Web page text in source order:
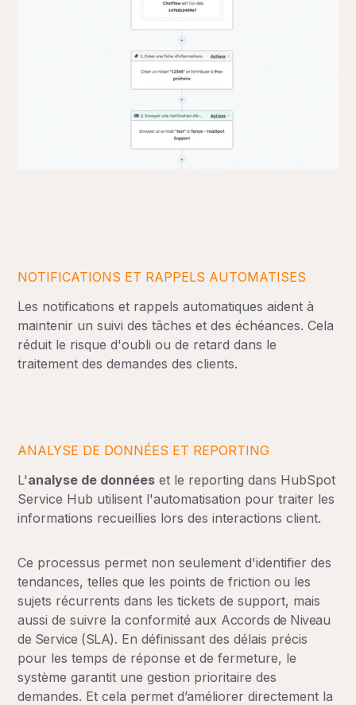
NOTIFICATIONS ET RAPPELS AUTOMATISES
Les notifications et rappels automatiques aident à
maintenir un suivi des tâches et des échéances. Cela
réduit le risque d'oubli ou de retard dans le
traitement des demandes des clients.
ANALYSE DE DONNÉES ET REPORTING
L'analyse de données et le reporting dans HubSpot
Service Hub utilisent l'automatisation pour traiter les
informations recueillies lors des interactions client.
Ce processus permet non seulement d'identifier des
tendances, telles que les points de friction ou les
sujets récurrents dans les tickets de support, mais
aussi de suivre la conformité aux Accords de Niveau
de Service (SLA). En définissant des délais précis
pour les temps de réponse et de fermeture, le
système garantit une gestion prioritaire des
demandes. Et cela permet d’améliorer directement la